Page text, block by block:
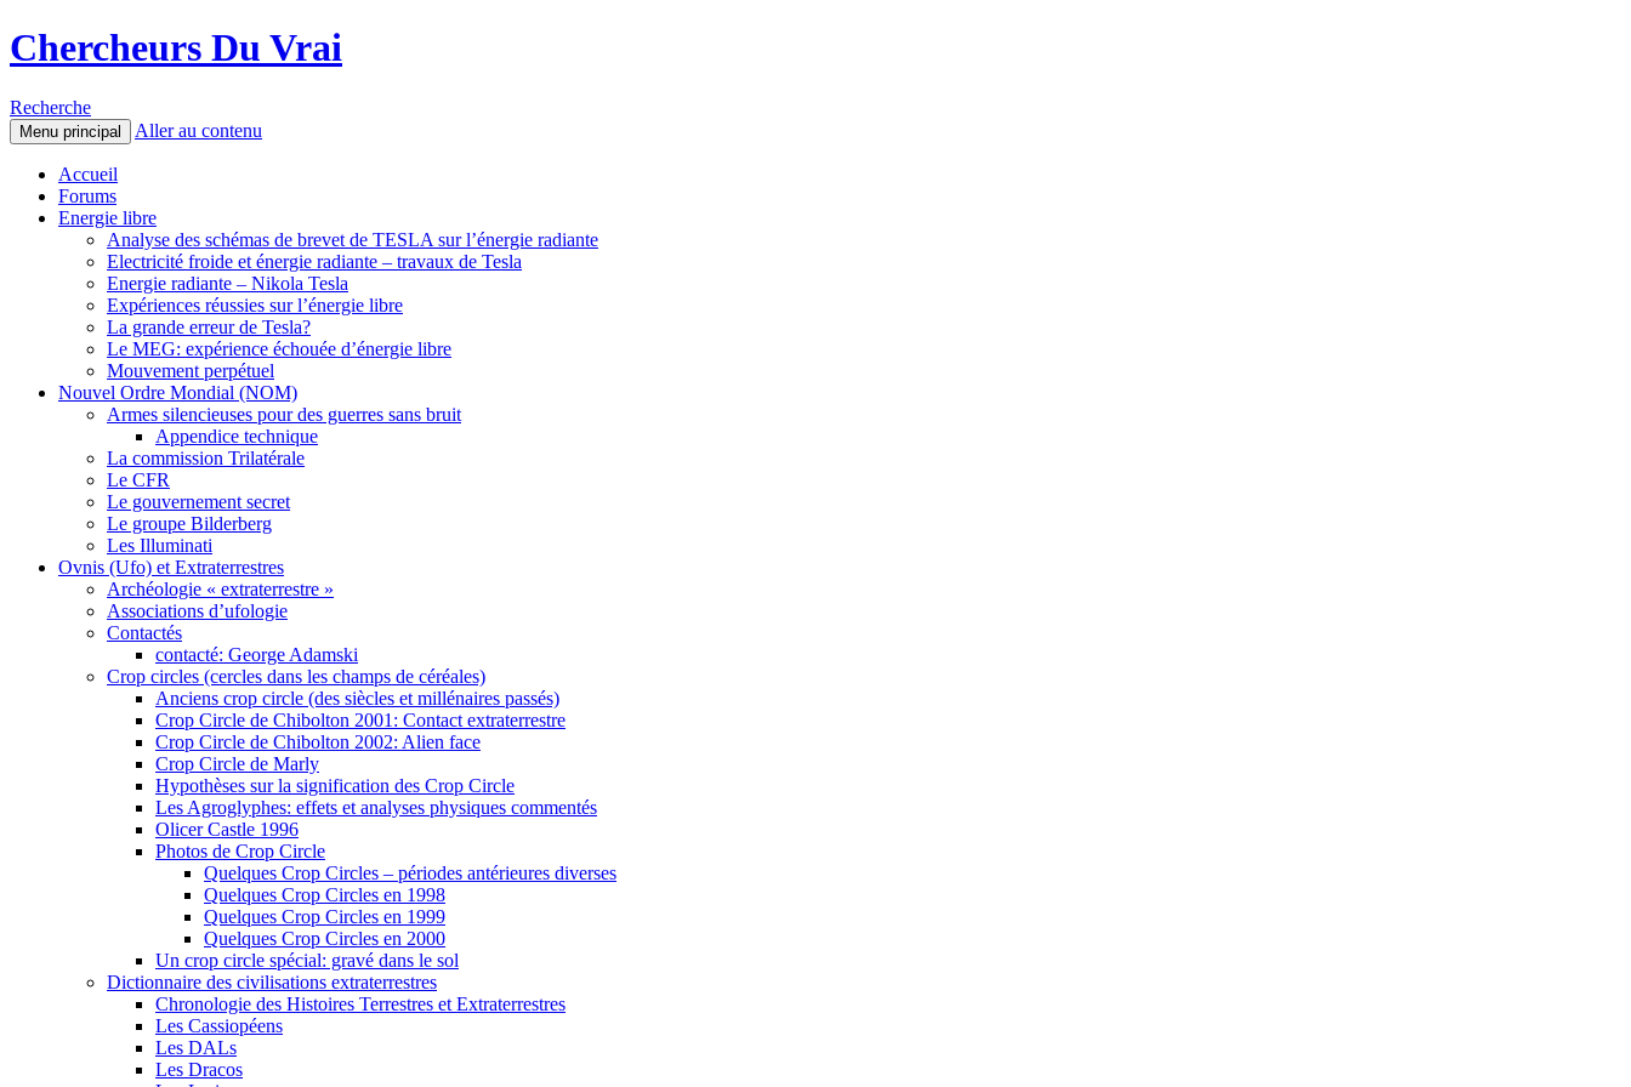
Chercheurs Du Vrai
Recherche
Menu principal Aller au contenu
Accueil
Forums
Energie libre
Analyse des schémas de brevet de TESLA sur l’énergie radiante
Electricité froide et énergie radiante – travaux de Tesla
Energie radiante – Nikola Tesla
Expériences réussies sur l’énergie libre
La grande erreur de Tesla?
Le MEG: expérience échouée d’énergie libre
Mouvement perpétuel
Nouvel Ordre Mondial (NOM)
Armes silencieuses pour des guerres sans bruit
Appendice technique
La commission Trilatérale
Le CFR
Le gouvernement secret
Le groupe Bilderberg
Les Illuminati
Ovnis (Ufo) et Extraterrestres
Archéologie « extraterrestre »
Associations d’ufologie
Contactés
contacté: George Adamski
Crop circles (cercles dans les champs de céréales)
Anciens crop circle (des siècles et millénaires passés)
Crop Circle de Chibolton 2001: Contact extraterrestre
Crop Circle de Chibolton 2002: Alien face
Crop Circle de Marly
Hypothèses sur la signification des Crop Circle
Les Agroglyphes: effets et analyses physiques commentés
Olicer Castle 1996
Photos de Crop Circle
Quelques Crop Circles – périodes antérieures diverses
Quelques Crop Circles en 1998
Quelques Crop Circles en 1999
Quelques Crop Circles en 2000
Un crop circle spécial: gravé dans le sol
Dictionnaire des civilisations extraterrestres
Chronologie des Histoires Terrestres et Extraterrestres
Les Cassiopéens
Les DALs
Les Dracos